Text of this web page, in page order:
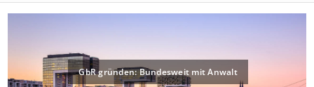
GbR gründen: Bundesweit mit Anwalt